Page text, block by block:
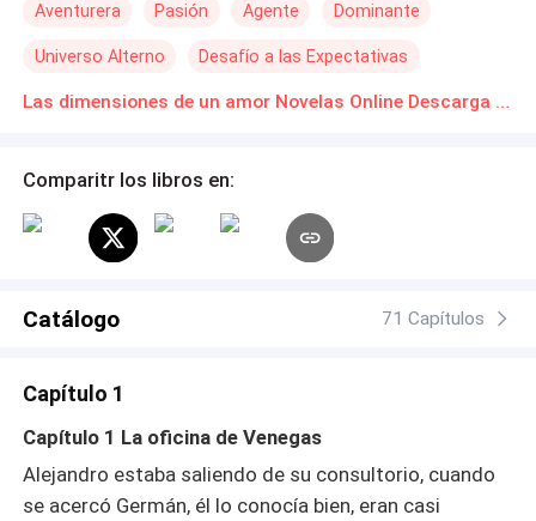
rescatar a una chica que es su mujer predeterminada. Él
que le resultaba por demás de desopilante. Su ejército lo
planta en la zona donde ella se mueve, pero no le dicen
estaba festejando su despedida de soltera, borracha,
largo tiempo, no sé vuelven a ver. Esa noche queda
embarazada, pero sus vidas toman distintos rumbos, ella
después, su reencuentro es por demás casual, ya que
sueltos, la atracción que sienten es tan poderosa, que
después de un tiempo terminan siendo amantes. Cuando
ella aparece con su hijo de 10 años, en el consultorio
porque fue golpeada por su marido, se muere en los
brazos de su amante, y es cuando Alejandro se da cuenta
Aventurera Pasión Agente Dominante
Universo Alterno Desafío a las Expectativas
Las dimensiones de un amor Novelas Online Descarga gratuita de PDF
Comparitr los libros en:
Catálogo 71 Capítulos
Capítulo 1
Capítulo 1 La oficina de Venegas
Alejandro estaba saliendo de su consultorio, cuando
se acercó Germán, él lo conocía bien, eran casi